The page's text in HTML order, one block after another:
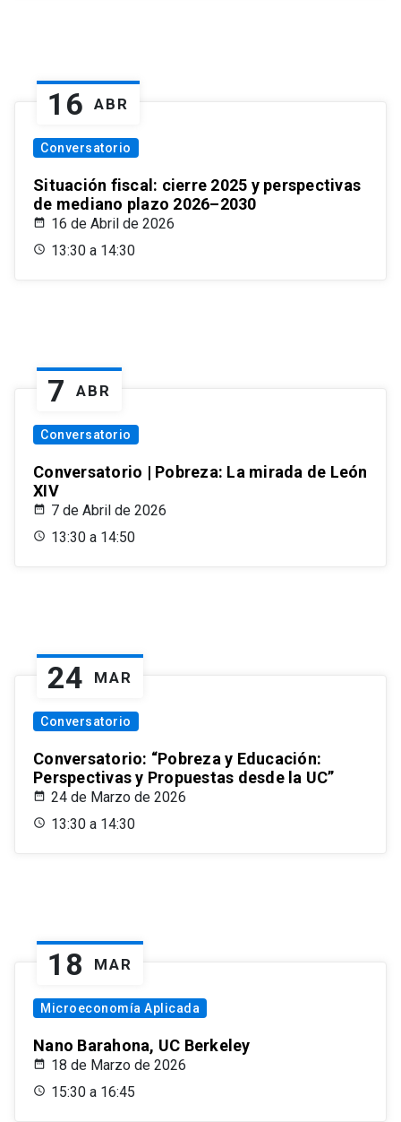
16 ABR
Conversatorio
Situación fiscal: cierre 2025 y perspectivas
de mediano plazo 2026–2030
16 de Abril de 2026
13:30 a 14:30
7 ABR
Conversatorio
Conversatorio | Pobreza: La mirada de León
XIV
7 de Abril de 2026
13:30 a 14:50
24 MAR
Conversatorio
Conversatorio: “Pobreza y Educación:
Perspectivas y Propuestas desde la UC”
24 de Marzo de 2026
13:30 a 14:30
18 MAR
Microeconomía Aplicada
Nano Barahona, UC Berkeley
18 de Marzo de 2026
15:30 a 16:45